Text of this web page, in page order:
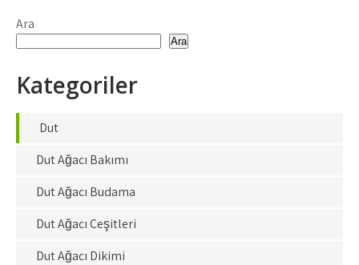
Ara
Ara
Kategoriler
Dut
Dut Ağacı Bakımı
Dut Ağacı Budama
Dut Ağacı Çeşitleri
Dut Ağacı Dikimi